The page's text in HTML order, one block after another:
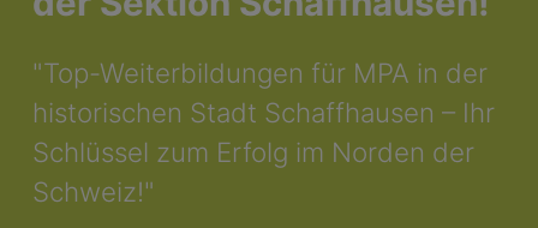
"Top-Weiterbildungen für MPA in der
historischen Stadt Schaffhausen – Ihr
Schlüssel zum Erfolg im Norden der
Schweiz!"